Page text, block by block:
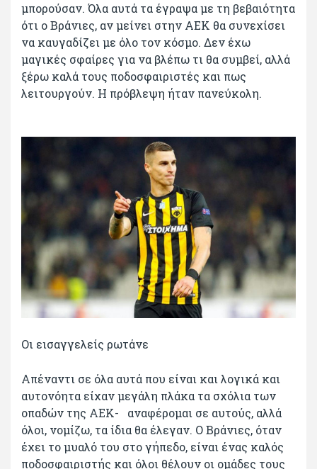
μπορούσαν. Όλα αυτά τα έγραψα με τη βεβαιότητα
ότι ο Βράνιες, αν μείνει στην ΑΕΚ θα συνεχίσει
να καυγαδίζει με όλο τον κόσμο. Δεν έχω
μαγικές σφαίρες για να βλέπω τι θα συμβεί, αλλά
ξέρω καλά τους ποδοσφαιριστές και πως
λειτουργούν. Η πρόβλεψη ήταν πανεύκολη.
Οι εισαγγελείς ρωτάνε
Απέναντι σε όλα αυτά που είναι και λογικά και
αυτονόητα είχαν μεγάλη πλάκα τα σχόλια των
οπαδών της ΑΕΚ- αναφέρομαι σε αυτούς, αλλά
όλοι, νομίζω, τα ίδια θα έλεγαν. Ο Βράνιες, όταν
έχει το μυαλό του στο γήπεδο, είναι ένας καλός
ποδοσφαιριστής και όλοι θέλουν οι ομάδες τους